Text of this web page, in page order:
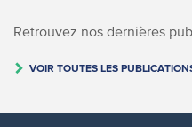
Retrouvez nos dernières
VOIR TOUTES LES